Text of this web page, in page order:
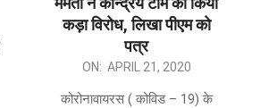
कड़ा विरोध, लिखा पीएम को
पत्र
ON: APRIL 21, 2020
कोरोनावायरस ( कोविड – 19) के